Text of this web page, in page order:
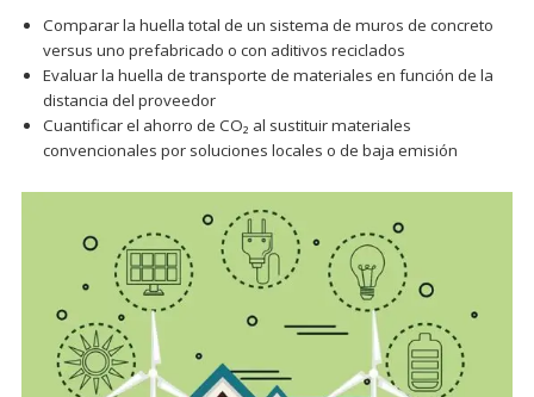
Comparar la huella total de un sistema de muros de concreto
versus uno prefabricado o con aditivos reciclados
Evaluar la huella de transporte de materiales en función de la
distancia del proveedor
Cuantificar el ahorro de CO₂ al sustituir materiales
convencionales por soluciones locales o de baja emisión